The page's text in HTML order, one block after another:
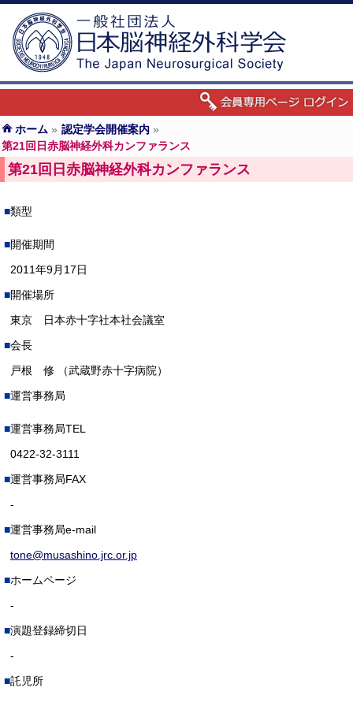
ホーム » 認定学会開催案内 »
第21回日赤脳神経外科カンファランス
第21回日赤脳神経外科カンファランス
類型
開催期間
2011年9月17日
開催場所
東京 日本赤十字社本社会議室
会長
戸根 修 （武蔵野赤十字病院）
運営事務局
運営事務局TEL
0422-32-3111
運営事務局FAX
-
運営事務局e-mail
tone@musashino.jrc.or.jp
ホームページ
-
演題登録締切日
-
託児所